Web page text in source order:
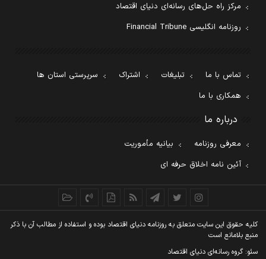
مرکز راه حل‌های رسانه‌ای دنیای اقتصاد
روزنامه انگلیسی Financial Tribune
تماس با ما تبلیغات اشتراک
سرپرستی استان ها
همکاری با ما
درباره ما
معرفی روزنامه
بیانیه مأموریت
آئین نامه اخلاق حرفه ای
کليه حقوق اين سايت متعلق به روزنامه دنيای اقتصاد بوده و استفاده از مطالب آن با ذکر
منبع بلامانع است
سئو: گروه رسانه‌ای دنیای اقتصاد